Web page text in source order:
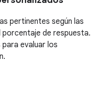
pertinentes según las
de respuesta.
evaluar los